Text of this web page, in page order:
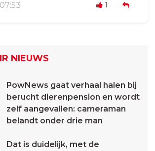
1
NIEUWS
PowNews gaat verhaal halen bij
berucht dierenpension en wordt
zelf aangevallen: cameraman
belandt onder drie man
Dat is duidelijk, met de